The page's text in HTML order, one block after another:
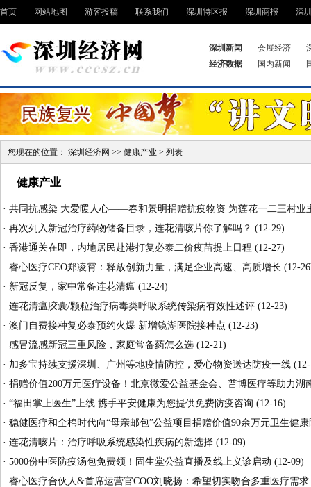
首页 网站地图 游客投稿 联系我们 深圳特区报 深圳商报 深
深圳新闻 会展经济
经济数据
国内新闻
您现在的位置： 深圳经济网 >> 健康产业 > 列表
健康产业
· 共同抗感染 大爱暖人心——春和景明捐赠抗疫物资 为莲花一二三村业
· 再次列入新冠治疗药物储备目录，连花清咳片你了解吗？ (12-29)
· 香港通关在即，内地居民赴港打复必泰二价疫苗提上日程 (12-27)
· 睿心医疗CEO郑凌霄：释放创新力量，满足企业高速、高质增长 (12-
· 新冠反复，家中常备连花清瘟 (12-24)
· 连花清瘟胶囊/颗粒治疗病毒类呼吸系统传染病有效性述评 (12-23)
· 澳门自费接种复必泰预约火爆 新增镜湖医院接种点 (12-23)
· 感冒流感新冠三重风险，家庭常备药怎么选 (12-21)
· 加多宝持续支援深圳、广州等地疫情防控，爱心物资送达防疫一线
· 捐赠价值200万元医疗设备！北京微爱公益基金会、普博医疗等助力湖
· “福田掌上医生”上线 携手平安健康为您提供免费防疫咨询 (12-16)
· 稳健医疗和全棉时代向“母亲邮包”公益项目捐赠价值90余万元卫生健
· 连花清咳片：治疗呼吸系统感染性疾病的新选择 (12-09)
· 5000份中医防疫汤包免费领！固生堂公益直播及线上义诊启动 (12-09)
· 睿心医疗合伙人&首席运营官COO刘晓扬：希望切实吻合多重医疗需